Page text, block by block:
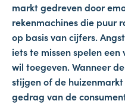
markt gedreven door
rekenmachines die puur
op basis van cijfers.
iets te missen spelen
wil toegeven. Wanneer
stijgen of de
gedrag van de